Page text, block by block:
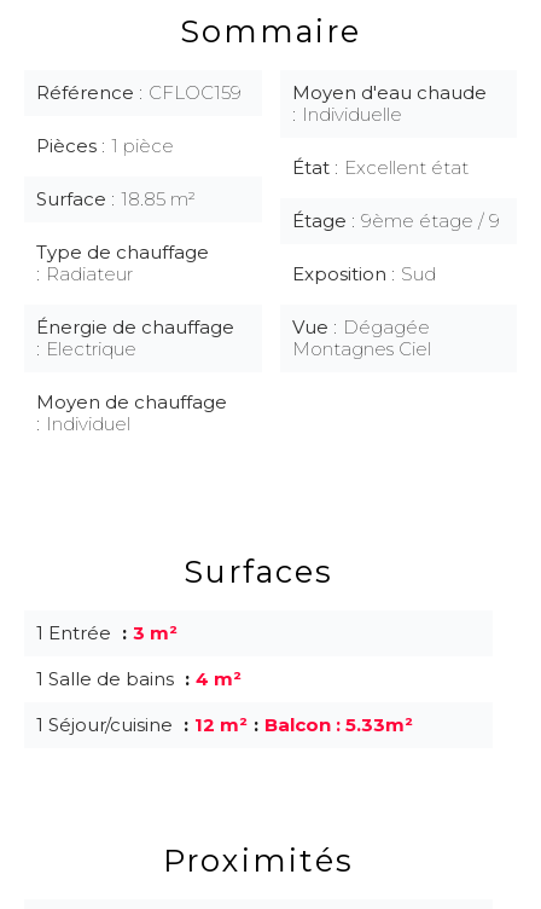
Sommaire
Référence CFLOC159
Pièces 1 pièce
Surface 18.85 m²
Type de chauffage
Radiateur
Énergie de chauffage
Electrique
Moyen de chauffage
Individuel
Moyen d'eau chaude
Individuelle
État Excellent état
Étage 9ème étage / 9
Exposition Sud
Vue
Dégagée
Montagnes Ciel
Surfaces
1 Entrée
3 m²
1 Salle de bains
4 m²
1 Séjour/cuisine
12 m² Balcon : 5.33m²
Proximités